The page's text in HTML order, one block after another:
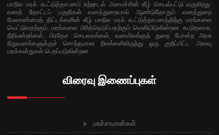
மாநில மரக் கூட்டுத்தாபனம் சுற்றாடல் அமைச்சின் கீழ் செயல்பட்டு வருகிறது.
வனத் தோட்டப் பகுதிகள் வனத்துறையால் ஆண்டுதோறும் வனத்துறை
மேலாண்மைத் திட்டங்களின் கீழ் மாநில மரக் கூட்டுத்தாபனத்திற்கு மரங்களை
வெட்டுவதற்கும், மரங்களை பிரித்தெடுப்பதற்கும் வெளியிடுகின்றன. கூடுதலாக,
நீதிமன்றங்கள், பிரதேச செயலகங்கள், வனவிலங்குத் துறை போன்ற அரசு
நிறுவனங்களுக்குச் சொந்தமான நிலங்களிலிருந்து ஒரு குறிப்பிட்ட அளவு
மரக்கன்றுகள் பெறப்படுகின்றன.
விரைவு இணைப்புகள்
மரச்சாமான்கள்